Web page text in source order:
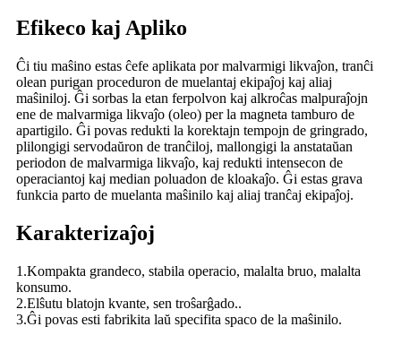
Efikeco kaj Apliko
Ĉi tiu maŝino estas ĉefe aplikata por malvarmigi likvaĵon, tranĉi
olean purigan proceduron de muelantaj ekipaĵoj kaj aliaj
maŝiniloj. Ĝi sorbas la etan ferpolvon kaj alkroĉas malpuraĵojn
ene de malvarmiga likvaĵo (oleo) per la magneta tamburo de
apartigilo. Ĝi povas redukti la korektajn tempojn de gringrado,
plilongigi servodaŭron de tranĉiloj, mallongigi la anstataŭan
periodon de malvarmiga likvaĵo, kaj redukti intensecon de
operaciantoj kaj median poluadon de kloakaĵo. Ĝi estas grava
funkcia parto de muelanta maŝinilo kaj aliaj tranĉaj ekipaĵoj.
Karakterizaĵoj
1.Kompakta grandeco, stabila operacio, malalta bruo, malalta
konsumo.
2.Elŝutu blatojn kvante, sen troŝarĝado..
3.Ĝi povas esti fabrikita laŭ specifita spaco de la maŝinilo.